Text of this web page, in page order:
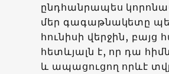
ընդհանրապես
մեր գագաթնակետը
հունիսի վերջին, բայց
հետևյալն է, որ դա
և ապացուցող որևէ